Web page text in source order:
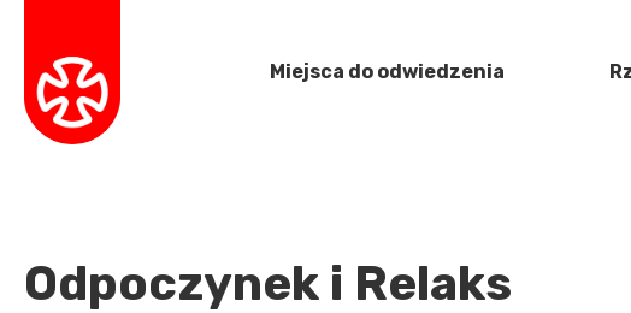
Miejsca do odwiedzenia
Odpoczynek i Relaks